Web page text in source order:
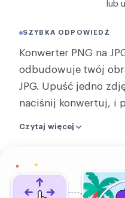
INNE
JPG do PDF
lub
SZYBKA ODPOWIEDŹ
Konwerter PNG na
odbudowuje twój
JPG. Upuść jedno
naciśnij konwertuj, i
wysyłania
konwertowanie kilku
Czytaj więcej